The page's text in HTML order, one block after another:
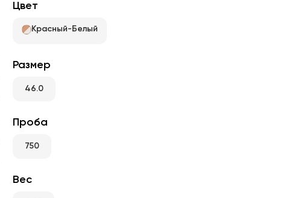
Цвет
Красный-Белый
Размер
46.0
Проба
750
Вес